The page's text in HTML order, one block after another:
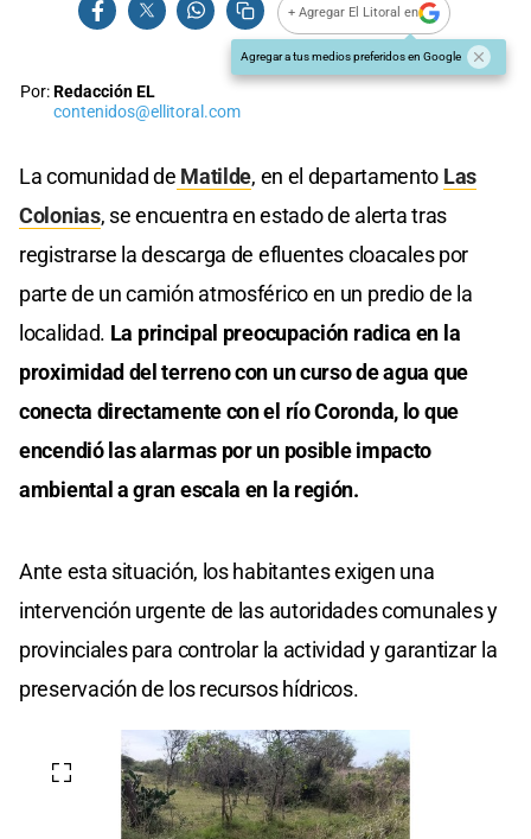
+ Agregar El Litoral en
Agregar a tus medios preferidos en Google
Por:Redacción EL
contenidos@ellitoral.com
La comunidad de Matilde, en el departamento Las
Colonias, se encuentra en estado de alerta tras
registrarse la descarga de efluentes cloacales por
parte de un camión atmosférico en un predio de la
localidad. La principal preocupación radica en la
proximidad del terreno con un curso de agua que
conecta directamente con el río Coronda, lo que
encendió las alarmas por un posible impacto
ambiental a gran escala en la región.
Ante esta situación, los habitantes exigen una
intervención urgente de las autoridades comunales y
provinciales para controlar la actividad y garantizar la
preservación de los recursos hídricos.